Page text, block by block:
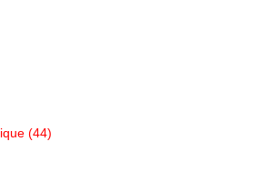
cookies
(44)